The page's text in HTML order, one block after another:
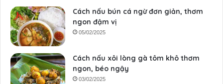
Cách nấu bún cá ngừ đơn giản, thơm
ngon đậm vị
05/02/2025
Cách nấu xôi lòng gà tôm khô thơm
ngon, béo ngậy
03/02/2025